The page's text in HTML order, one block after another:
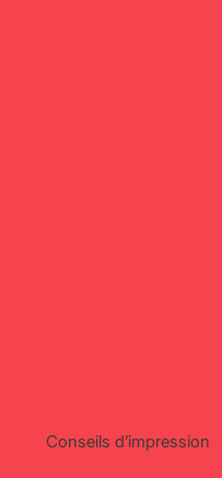
Conseils d’impression